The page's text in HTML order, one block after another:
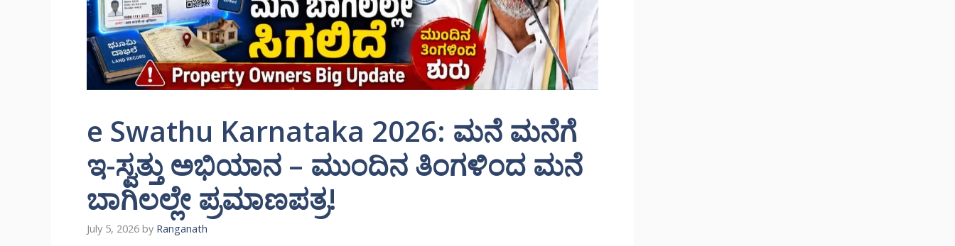
e Swathu Karnataka 2026: ಮನೆ ಮನೆಗೆ
ಇ-ಸ್ವತ್ತು ಅಭಿಯಾನ – ಮುಂದಿನ ತಿಂಗಳಿಂದ ಮನೆ
ಬಾಗಿಲಲ್ಲೇ ಪ್ರಮಾಣಪತ್ರ!
July 5, 2026 by Ranganath